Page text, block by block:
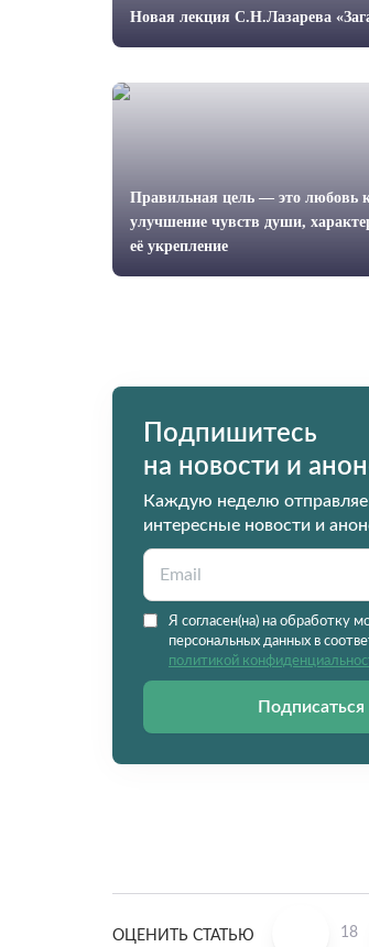
Новая лекция С.Н.Лазарева
Правильная цель — это любовь
улучшение чувств души,
её укрепление
Подпишитесь
на новости и
Каждую неделю
интересные новости и
Я согласен(на) на обработку
персональных данных в
политикой
Подписаться
ОЦЕНИТЬ СТАТЬЮ 18